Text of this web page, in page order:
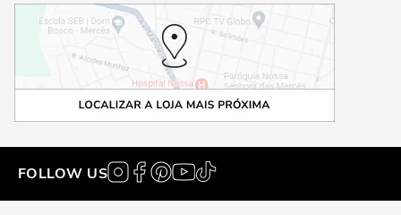
FOLLOW US